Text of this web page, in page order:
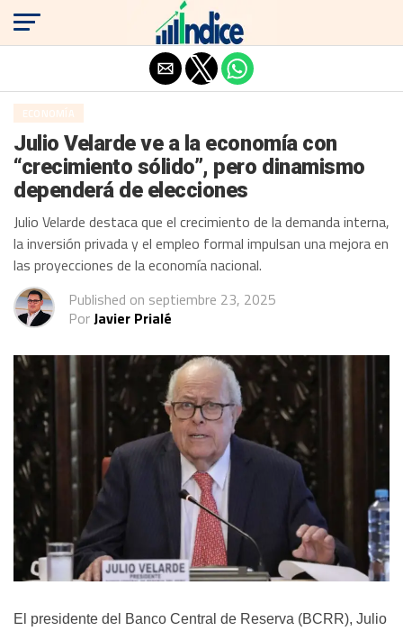
ECONOMÍA
Julio Velarde ve a la economía con
“crecimiento sólido”, pero dinamismo
dependerá de elecciones
Julio Velarde destaca que el crecimiento de la demanda interna,
la inversión privada y el empleo formal impulsan una mejora en
las proyecciones de la economía nacional.
Published on septiembre 23, 2025
PorJavier Prialé
El presidente del Banco Central de Reserva (BCRR), Julio
Salir de la versión móvil